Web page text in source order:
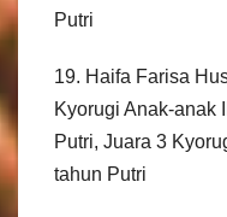
Putri
19. Haifa Farisa
Kyorugi Anak-anak
Putri, Juara 3
tahun Putri